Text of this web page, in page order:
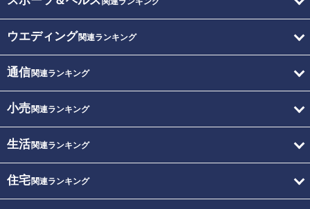
ウエディング関連ランキング
通信関連ランキング
小売関連ランキング
生活関連ランキング
住宅関連ランキング